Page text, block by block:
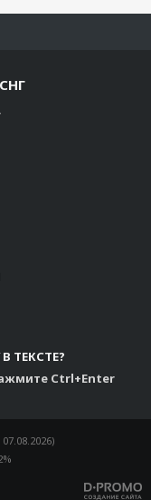
ТЕКСТЕ?
Ctrl+Enter